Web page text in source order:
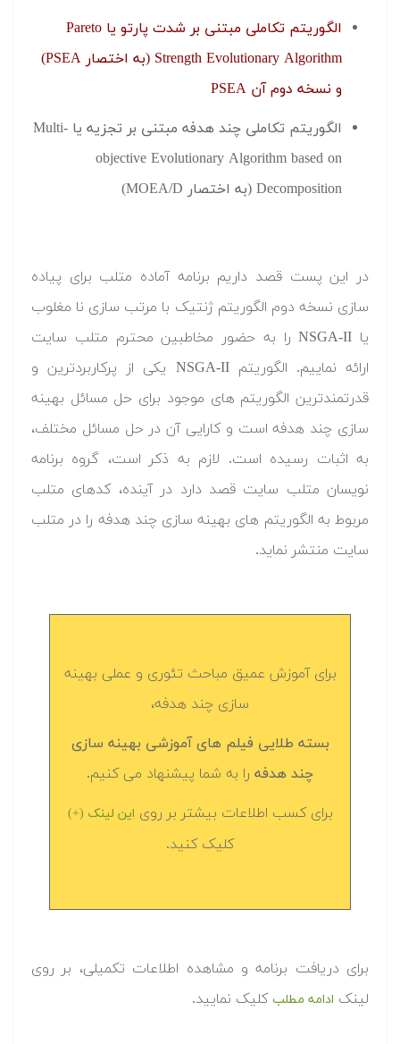
الگوریتم تکاملی مبتنی بر شدت پارتو یا Pareto
Strength Evolutionary Algorithm (به اختصار PSEA)
و نسخه دوم آن PSEA
الگوریتم تکاملی چند هدفه مبتنی بر تجزیه یا Multi-
objective Evolutionary Algorithm based on
Decomposition (به اختصار MOEA/D)
در این پست قصد داریم برنامه آماده متلب برای پیاده
سازی نسخه دوم الگوریتم ژنتیک با مرتب سازی نا مغلوب
یا NSGA-II را به حضور مخاطبین محترم متلب سایت
ارائه نماییم. الگوریتم NSGA-II یکی از پرکاربردترین و
قدرتمندترین الگوریتم های موجود برای حل مسائل بهینه
سازی چند هدفه است و کارایی آن در حل مسائل مختلف،
به اثبات رسیده است. لازم به ذکر است، گروه برنامه
نویسان متلب سایت قصد دارد در آینده، کدهای متلب
مربوط به الگوریتم های بهینه سازی چند هدفه را در متلب
سایت منتشر نماید.
برای آموزش عمیق مباحث تئوری و عملی بهینه
سازی چند هدفه،
بسته طلایی فیلم های آموزشی بهینه سازی
چند هدفه را به شما پیشنهاد می کنیم.
برای کسب اطلاعات بیشتر بر روی این لینک (+)
کلیک کنید.
برای دریافت برنامه و مشاهده اطلاعات تکمیلی، بر روی
لینک ادامه مطلب کلیک نمایید.